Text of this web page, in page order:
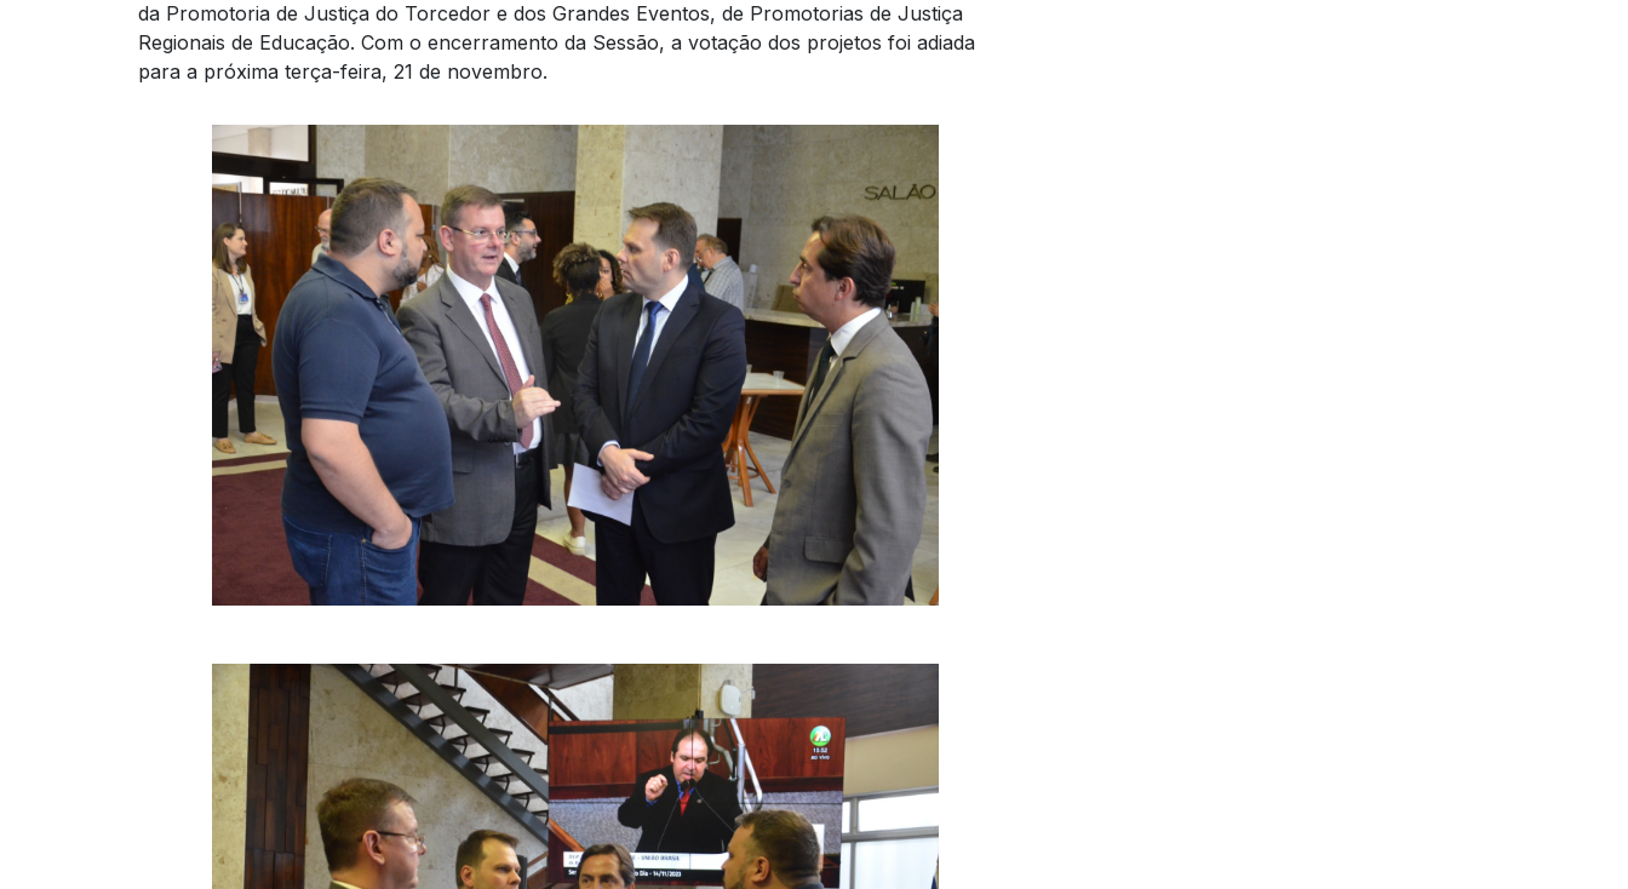
da Promotoria de Justiça do Torcedor e dos Grandes Eventos, de Promotorias de Justiça
Regionais de Educação. Com o encerramento da Sessão, a votação dos projetos foi adiada
para a próxima terça-feira, 21 de novembro.